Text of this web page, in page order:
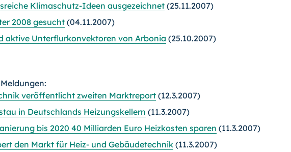
Klimaschutz-Ideen ausgezeichnet (25.11.2007)
2008 gesucht (04.11.2007)
aktive Unterflurkonvektoren von Arbonia (25.10.2007)
veröffentlicht zweiten Marktreport (12.3.2007)
in Deutschlands Heizungskellern (11.3.2007)
bis 2020 40 Milliarden Euro Heizkosten sparen (11.3.2007)
den Markt für Heiz- und Gebäudetechnik (11.3.2007)